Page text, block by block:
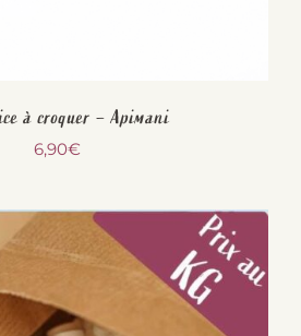
à croquer – Apimani
6,90€